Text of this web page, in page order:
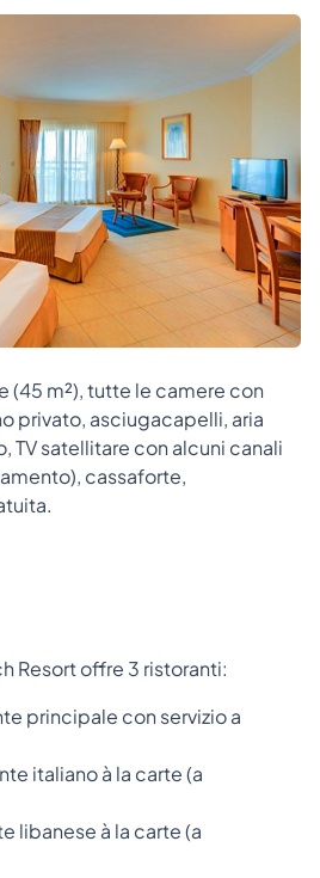
(45 m²), tutte le camere con
privato, asciugacapelli, aria
TV satellitare con alcuni canali
cassaforte,
Resort offre 3 ristoranti:
principale con servizio a
italiano à la carte (a
libanese à la carte (a